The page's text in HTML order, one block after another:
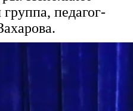
педагог-